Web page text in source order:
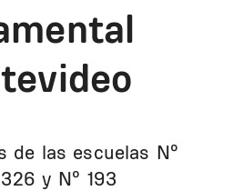
de las escuelas Nº
326 y Nº 193